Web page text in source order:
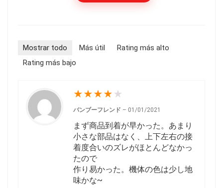
Mostrar todo Más útil
Rating más alto
Rating más bajo
★★★★ ★
バンブーフレンド – 01/01/2021
まず商品到着が早かった。あまり
小さな部品はなく、上下左右の接
着度合いのズレがほとんどなかっ
たので
作り易かった。機体の色は少し地
味かな~